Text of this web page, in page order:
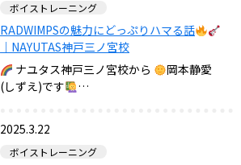
ボイストレーニング
RADWIMPSの魅力にどっぷりハマる話
｜NAYUTAS神戸三ノ宮校
ナユタス神戸三ノ宮校から
岡本静愛
(しずえ)です
…
2025.3.22
ボイストレーニング